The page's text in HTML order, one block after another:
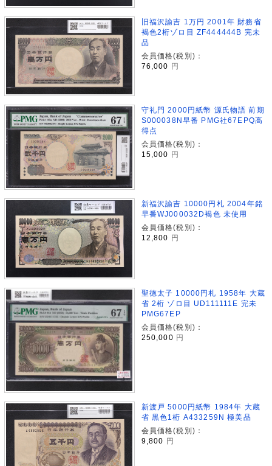
旧福沢諭吉 1万円 2001年 財務省
褐色2桁ゾロ目 ZF444444B 完未
品
会員価格(税別)：
76,000
円
守礼門 2000円紙幣 源氏物語 前期
S000038N早番 PMG社67EPQ高
得点
会員価格(税別)：
15,000
円
新福沢諭吉 10000円札 2004年銘
早番WJ000032D褐色 未使用
会員価格(税別)：
12,800 円
聖徳太子 10000円札 1958年 大蔵
省 2桁 ゾロ目 UD111111E 完未
PMG67EP
会員価格(税別)：
250,000 円
新渡戸 5000円紙幣 1984年 大蔵
省 黒色1桁 A433259N 極美品
会員価格(税別)：
9,800 円